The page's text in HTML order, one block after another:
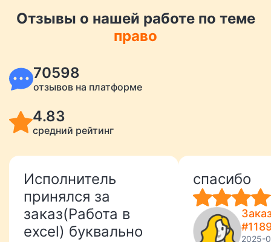
Отзывы о нашей работе по теме
право
70598
отзывов на платформе
4.83
средний рейтинг
Исполнитель
принялся за
заказ(Работа в
excel) буквально
спасибо
2025-